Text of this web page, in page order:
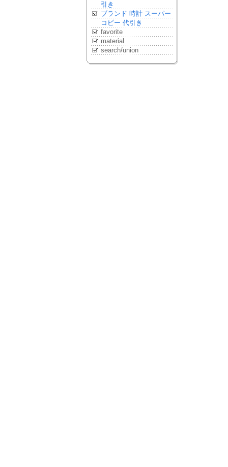
引き
ブランド 時計 スーパー
コピー 代引き
favorite
material
search/union